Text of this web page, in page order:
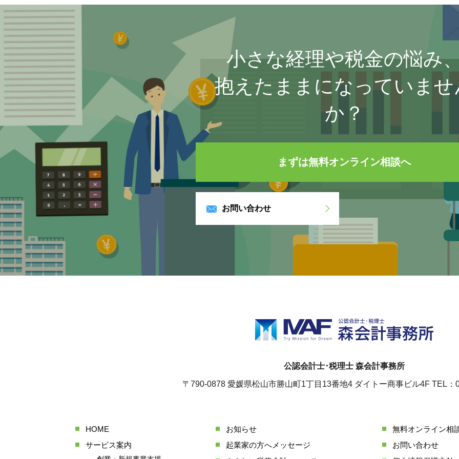
小さな経理や税金の悩み
抱えたままになっていませ
か？
まずは無料オンライン相談へ
お問い合わせ
公認会計士･税理士 森会計事務所
〒790-0878 愛媛県松山市勝山町1丁目13番地4 ダイトー商事ビル4F TEL：
HOME
サービス案内
お知らせ
起業家の方へメッセージ
無料オンライン相
お問い合わせ